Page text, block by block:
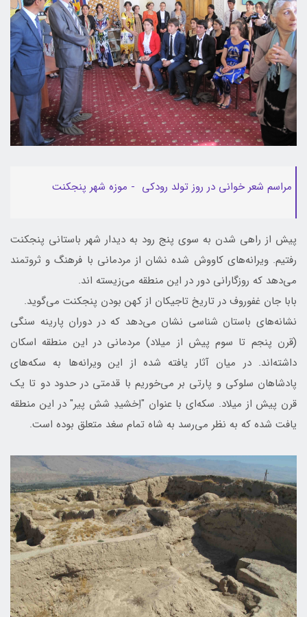
مراسم شعر خوانی در روز تولد رودکی - موزه شهر پنجکنت
پیش از راهی شدن به سوی پنج رود به دیدار شهر باستانی پنجکنت
رفتیم. ویرانه‌های کاووش شده نشان از مردمانی با فرهنگ و ثروتمند
می‌دهد که روزگارانی دور در این منطقه می‌زیسته اند.
بابا جان غفوروف در تاریخ تاجیکان از کهن بودن پنجکنت می‌گوید.
نشانه‌های باستان شناسی نشان می‌دهد که در دوران پارینه سنگی
(قرن پنجم تا سوم پیش از میلاد) مردمانی در این منطقه اسکان
داشته‌اند. در میان آثار یافته شده از این ویرانه‌ها به سکه‌های
پادشاهان سلوکی و پارتی بر می‌خوریم با قدمتی در حدود دو تا یک
قرن پیش از میلاد. سکه‌ای با عنوان "اِخشیدِ شش پیر" در این منطقه
یافت شده که به نظر می‌رسد به شاه تمام سغد متعلق بوده است.